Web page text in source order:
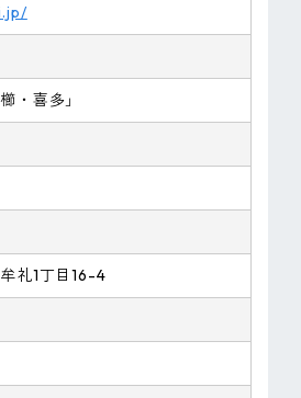
・喜多」
礼1丁目16-4